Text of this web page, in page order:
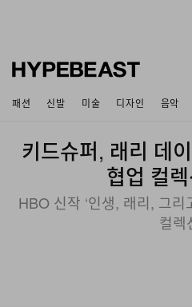
패션 신발 미술 디자인 음악
키드슈퍼, 래리 데
협업 컬
HBO 신작 ‘인생, 래리, 그리
컬렉